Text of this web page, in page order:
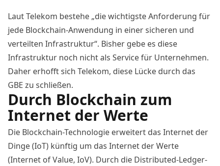
Laut Telekom bestehe „die wichtigste Anforderung für
jede Blockchain-Anwendung in einer sicheren und
verteilten Infrastruktur“. Bisher gebe es diese
Infrastruktur noch nicht als Service für Unternehmen.
Daher erhofft sich Telekom, diese Lücke durch das
GBE zu schließen.
Durch Blockchain zum
Internet der Werte
Die Blockchain-Technologie erweitert das Internet der
Dinge (IoT) künftig um das Internet der Werte
(Internet of Value, IoV). Durch die Distributed-Ledger-